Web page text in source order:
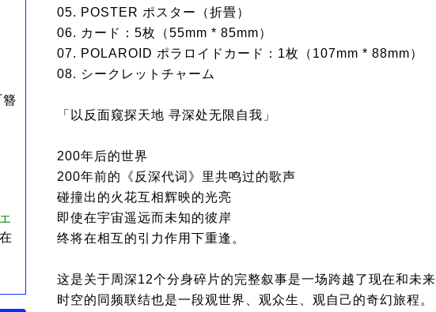
簪
在
05. POSTER ポスター（折畳）
06. カード：5枚（55mm * 85mm）
07. POLAROID ポラロイドカード：1枚（107mm * 88mm）
08. シークレットチャーム
「以反面窥探天地 寻深处无限自我」
200年后的世界
200年前的《反深代词》里共鸣过的歌声
碰撞出的火花互相辉映的光亮
即使在宇宙遥远而未知的彼岸
终将在相互的引力作用下重逢。
这是关于周深12个分身碎片的完整叙事是一场跨越了现在和未来
时空的同频联结也是一段观世界、观众生、观自己的奇幻旅程。